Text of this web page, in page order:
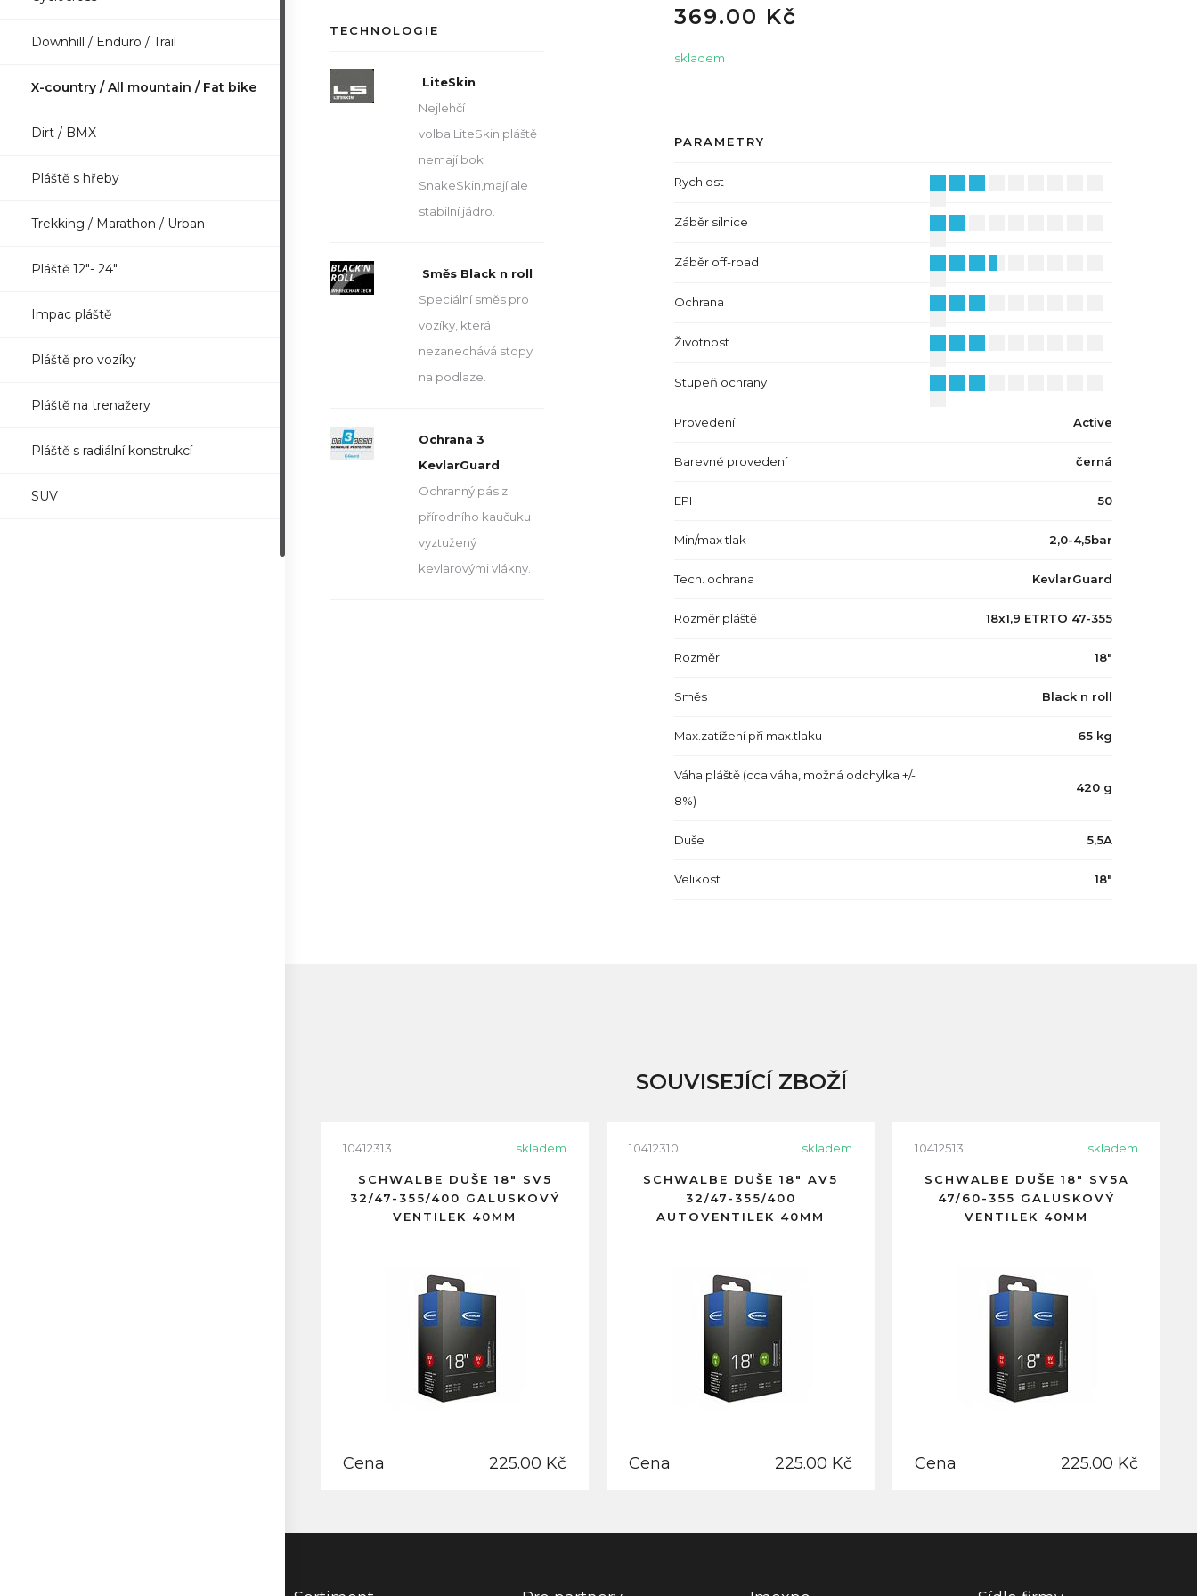
Downhill / Enduro / Trail
X-country / All mountain / Fat bike
Dirt / BMX
Pláště s hřeby
Trekking / Marathon / Urban
Pláště 12"- 24"
Impac pláště
Pláště pro vozíky
Pláště na trenažery
Pláště s radiální konstrukcí
SUV
369.00 Kč
skladem
PARAMETRY
Rychlost
Záběr silnice
Záběr off-road
Ochrana
Životnost
Stupeň ochrany
Provedení Active
Barevné provedení černá
EPI 50
Min/max tlak 2,0-4,5bar
Tech. ochrana KevlarGuard
Rozměr pláště 18x1,9 ETRTO 47-355
Rozměr 18"
Směs Black n roll
Max.zatížení při max.tlaku 65 kg
Váha pláště (cca váha, možná odchylka +/-
8%)
420 g
Duše 5,5A
Velikost 18"
TECHNOLOGIE
LiteSkin
Nejlehčí
volba.LiteSkin pláště
nemají bok
SnakeSkin,mají ale
stabilní jádro.
Směs Black n roll
Speciální směs pro
vozíky, která
nezanechává stopy
na podlaze.
Ochrana 3
KevlarGuard
Ochranný pás z
přírodního kaučuku
vyztužený
kevlarovými vlákny.
SOUVISEJÍCÍ ZBOŽÍ
10412313 skladem
SCHWALBE DUŠE 18" SV5
32/47-355/400 GALUSKOVÝ
VENTILEK 40MM
Cena 225.00 Kč
10412310 skladem
SCHWALBE DUŠE 18" AV5
32/47-355/400
AUTOVENTILEK 40MM
Cena 225.00 Kč
10412513 skladem
SCHWALBE DUŠE 18" SV5A
47/60-355 GALUSKOVÝ
VENTILEK 40MM
Cena 225.00 Kč